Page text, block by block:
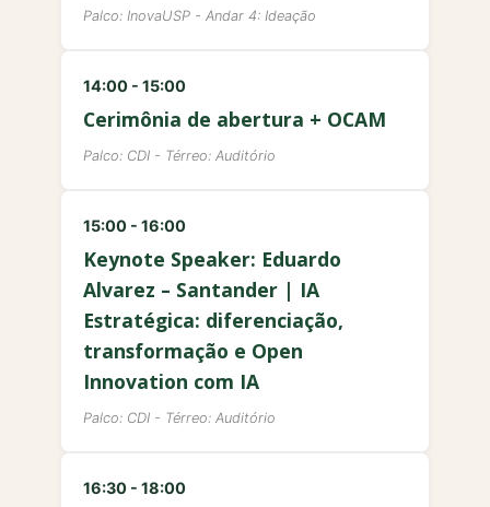
Palco: InovaUSP - Andar 4: Ideação
14:00 - 15:00
Cerimônia de abertura + OCAM
Palco: CDI - Térreo: Auditório
15:00 - 16:00
Keynote Speaker: Eduardo
Alvarez – Santander | IA
Estratégica: diferenciação,
transformação e Open
Innovation com IA
Palco: CDI - Térreo: Auditório
16:30 - 18:00